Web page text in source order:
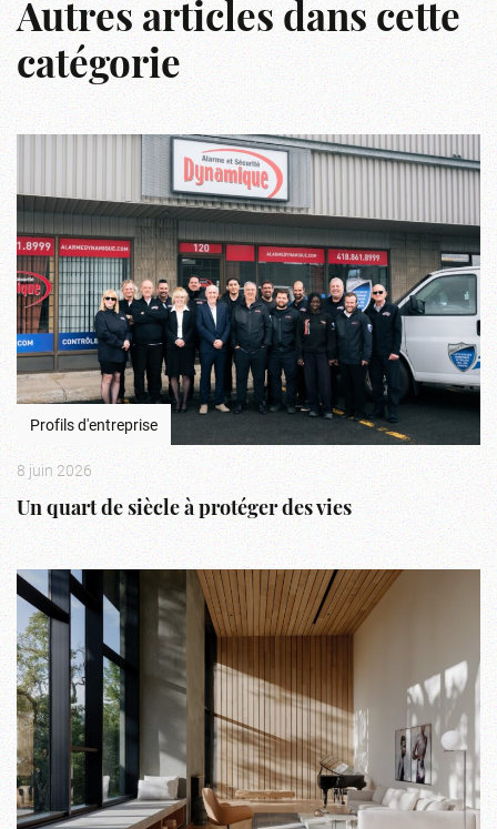
Autres articles dans cette
catégorie
Profils d'entreprise
8 juin 2026
Un quart de siècle à protéger des vies